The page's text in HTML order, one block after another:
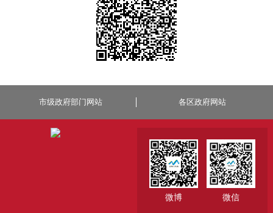
市级政府部门网站 各区政府网站
微博 微信